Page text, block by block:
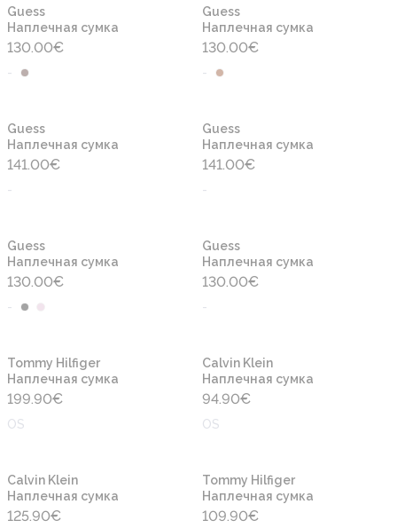
Guess
Наплечная сумка
130.00€
-
Guess
Наплечная сумка
130.00€
-
Guess
Наплечная сумка
141.00€
-
Guess
Наплечная сумка
141.00€
-
Guess
Наплечная сумка
130.00€
-
Guess
Наплечная сумка
130.00€
-
Tommy Hilfiger
Наплечная сумка
199.90€
OS
Calvin Klein
Наплечная сумка
94.90€
OS
Calvin Klein
Наплечная сумка
125.90€
Tommy Hilfiger
Наплечная сумка
109.90€